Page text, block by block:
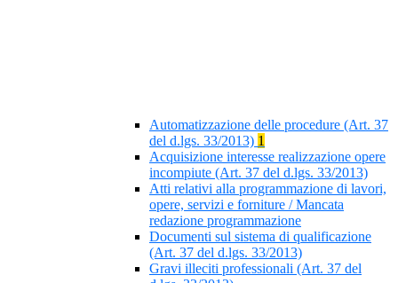
Automatizzazione delle procedure (Art. 37
del d.lgs. 33/2013) 1
Acquisizione interesse realizzazione opere
incompiute (Art. 37 del d.lgs. 33/2013)
Atti relativi alla programmazione di lavori,
opere, servizi e forniture / Mancata
redazione programmazione
Documenti sul sistema di qualificazione
(Art. 37 del d.lgs. 33/2013)
Gravi illeciti professionali (Art. 37 del